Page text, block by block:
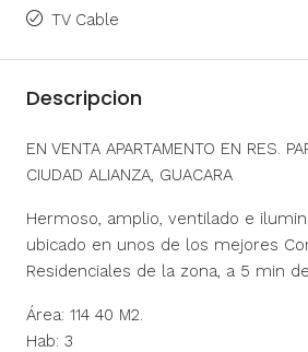
TV Cable
Descripcion
EN VENTA APARTAMENTO EN RES.
CIUDAD ALIANZA, GUACARA
Hermoso, amplio, ventilado e
ubicado en unos de los mejores
Residenciales de la zona, a 5 min
Área: 114 40 M2.
Hab: 3